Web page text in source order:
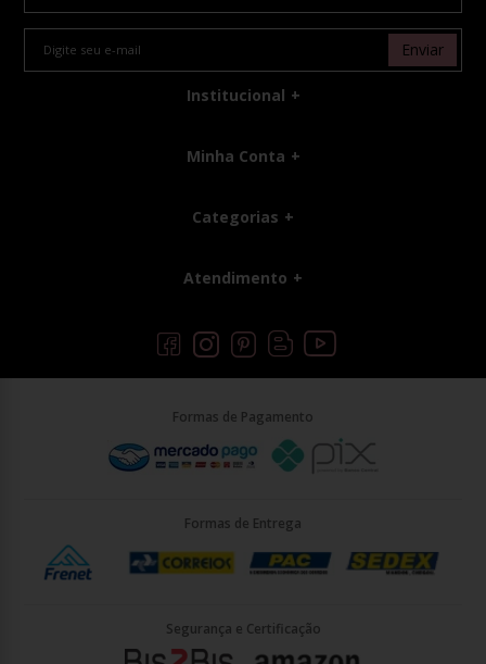
Enviar
Institucional
Minha Conta
Categorias
Atendimento
Formas de Pagamento
Formas de Entrega
Segurança e Certificação